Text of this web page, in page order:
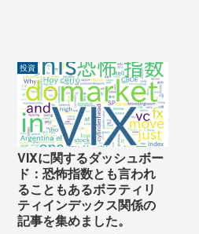
投資
VIXに関するダッシュボー
ド：恐怖指数とも言われ
ることもあるボラティリ
ティインデックス関係の
記事を集めました。